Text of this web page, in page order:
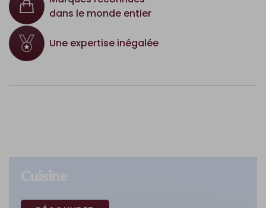
dans le monde entier
Une expertise inégalée